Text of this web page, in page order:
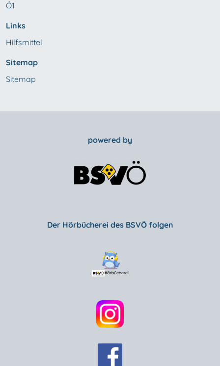
Ö1
Links
Hilfsmittel
Sitemap
Sitemap
powered by
Der Hörbücherei des BSVÖ folgen